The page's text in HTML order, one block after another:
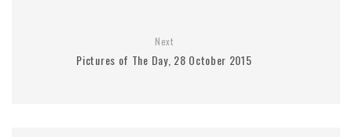
Next
Pictures of The Day, 28 October 2015